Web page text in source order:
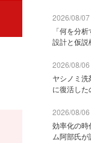
2026/08/
「何を分
設計と仮説
2026/08/
ヤシノミ
に復活した
2026/08/
効率化の
ム阿部氏